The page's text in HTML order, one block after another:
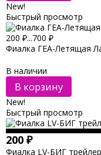
New!
Быстрый просмотр
200 ₽...700 ₽
Фиалка ГЕА-Летящая
В наличии
В корзину
New!
Быстрый просмотр
200 ₽
Фиалка LV-БИГ